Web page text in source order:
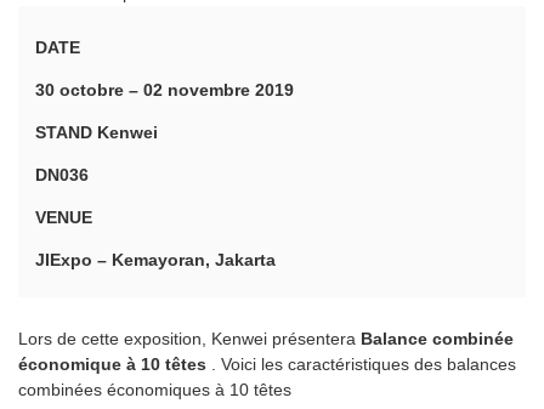
DATE
30 octobre – 02 novembre 2019
STAND Kenwei
DN036
VENUE
JIExpo – Kemayoran, Jakarta
Lors de cette exposition, Kenwei présentera Balance combinée
économique à 10 têtes . Voici les caractéristiques des balances
combinées économiques à 10 têtes